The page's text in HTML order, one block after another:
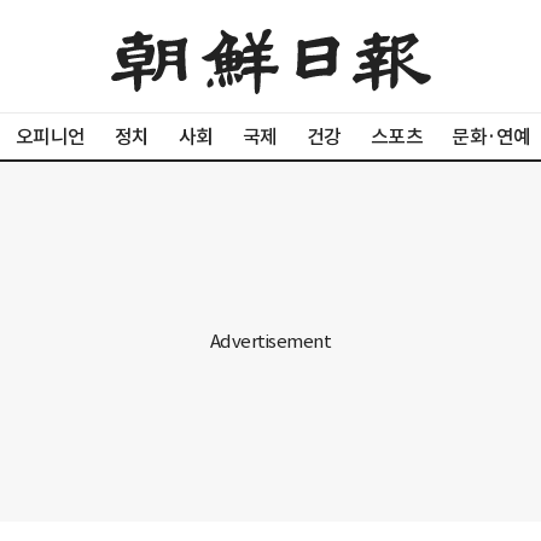
오피니언 정치 사회 국제 건강 스포츠 문화·연예